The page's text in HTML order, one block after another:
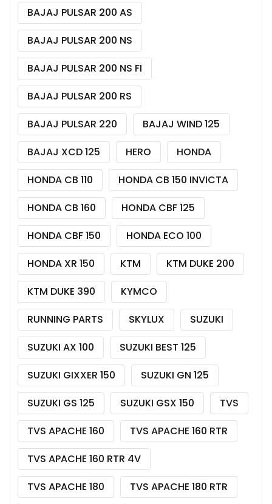
BAJAJ PULSAR 200 AS
BAJAJ PULSAR 200 NS
BAJAJ PULSAR 200 NS FI
BAJAJ PULSAR 200 RS
BAJAJ PULSAR 220
BAJAJ WIND 125
BAJAJ XCD 125
HERO
HONDA
HONDA CB 110
HONDA CB 150 INVICTA
HONDA CB 160
HONDA CBF 125
HONDA CBF 150
HONDA ECO 100
HONDA XR 150
KTM
KTM DUKE 200
KTM DUKE 390
KYMCO
RUNNING PARTS
SKYLUX
SUZUKI
SUZUKI AX 100
SUZUKI BEST 125
SUZUKI GIXXER 150
SUZUKI GN 125
SUZUKI GS 125
SUZUKI GSX 150
TVS
TVS APACHE 160
TVS APACHE 160 RTR
TVS APACHE 160 RTR 4V
TVS APACHE 180
TVS APACHE 180 RTR